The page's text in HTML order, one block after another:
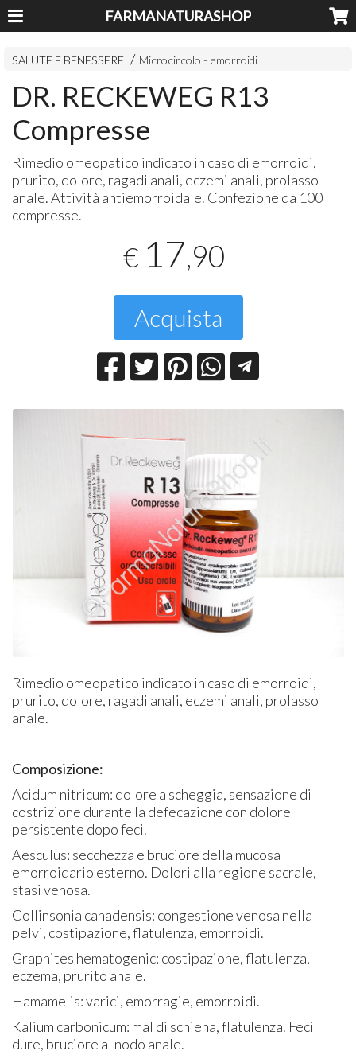
FARMANATURASHOP
SALUTE E BENESSERE Microcircolo - emorroidi
DR. RECKEWEG R13
Compresse
Rimedio omeopatico indicato in caso di emorroidi,
prurito, dolore, ragadi anali, eczemi anali, prolasso
anale. Attività antiemorroidale. Confezione da 100
compresse.
€ 17,90
Acquista
Rimedio omeopatico indicato in caso di emorroidi,
prurito, dolore, ragadi anali, eczemi anali, prolasso
anale.
Composizione:
Acidum nitricum: dolore a scheggia, sensazione di
costrizione durante la defecazione con dolore
persistente dopo feci.
Aesculus: secchezza e bruciore della mucosa
emorroidario esterno. Dolori alla regione sacrale,
stasi venosa.
Collinsonia canadensis: congestione venosa nella
pelvi, costipazione, flatulenza, emorroidi.
Graphites hematogenic: costipazione, flatulenza,
eczema, prurito anale.
Hamamelis: varici, emorragie, emorroidi.
Kalium carbonicum: mal di schiena, flatulenza. Feci
dure, bruciore al nodo anale.